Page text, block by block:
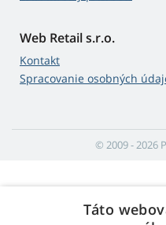
Web Retail s.r.o.
Kontakt
Spracovanie osobných
© 2009 - 2026
Táto